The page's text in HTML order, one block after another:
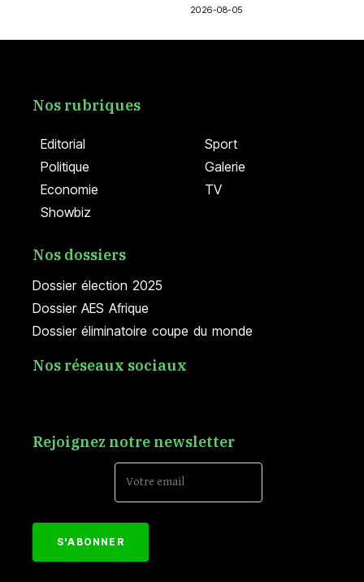
2026-08-05
Editorial
Politique
Economie
Showbiz
Sport
Galerie
TV
Nos rubriques
Dossier élection 2025
Dossier AES Afrique
Dossier éliminatoire coupe du monde
Nos dossiers
Nos réseaux sociaux
Rejoignez notre newsletter